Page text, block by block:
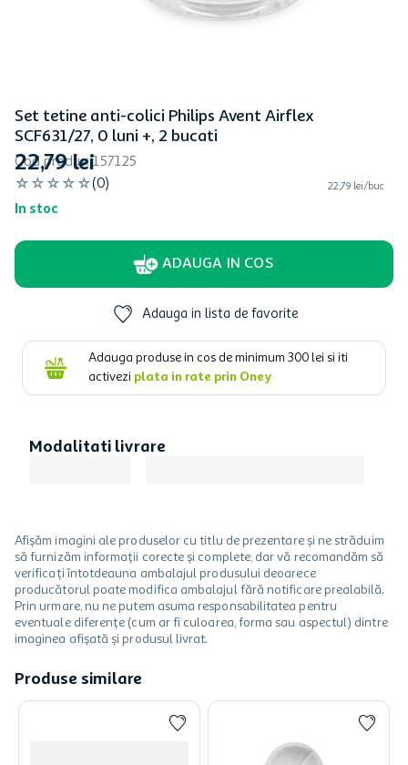
Set tetine anti-colici Philips Avent Airflex
SCF631/27, 0 luni +, 2 bucati
Cod produs:157125
☆ ☆ ☆ ☆ ☆(0)
In stoc
22,79lei
22,79 lei/buc
ADAUGA IN COS
Adauga in lista de favorite
Adauga produse in cos de minimum 300 lei si iti
activezi plata in rate prin Oney
Modalitati livrare
Afișăm imagini ale produselor cu titlu de prezentare și ne străduim
să furnizăm informații corecte și complete, dar vă recomandăm să
verificați întotdeauna ambalajul produsului deoarece
producătorul poate modifica ambalajul fără notificare prealabilă.
Prin urmare, nu ne putem asuma responsabilitatea pentru
eventuale diferențe (cum ar fi culoarea, forma sau aspectul) dintre
imaginea afișată și produsul livrat.
Produse similare